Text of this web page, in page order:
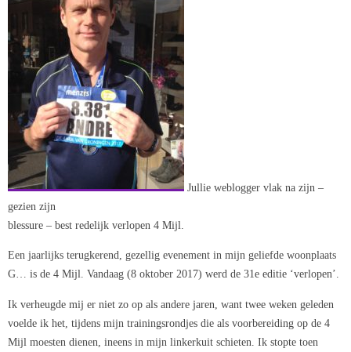
Jullie weblogger vlak na zijn –
gezien zijn
blessure – best redelijk verlopen 4 Mijl.
Een jaarlijks terugkerend, gezellig evenement in mijn geliefde woonplaats
G… is de 4 Mijl. Vandaag (8 oktober 2017) werd de 31e editie ‘verlopen’.
Ik verheugde mij er niet zo op als andere jaren, want twee weken geleden
voelde ik het, tijdens mijn trainingsrondjes die als voorbereiding op de 4
Mijl moesten dienen, ineens in mijn linkerkuit schieten. Ik stopte toen